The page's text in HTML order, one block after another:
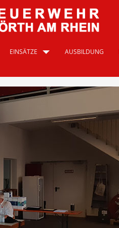
EINSÄTZE AUSBILDUNG